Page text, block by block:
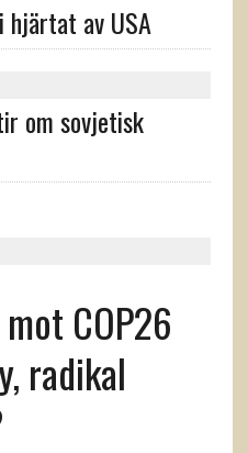
av USA
om sovjetisk
COP26
radikal